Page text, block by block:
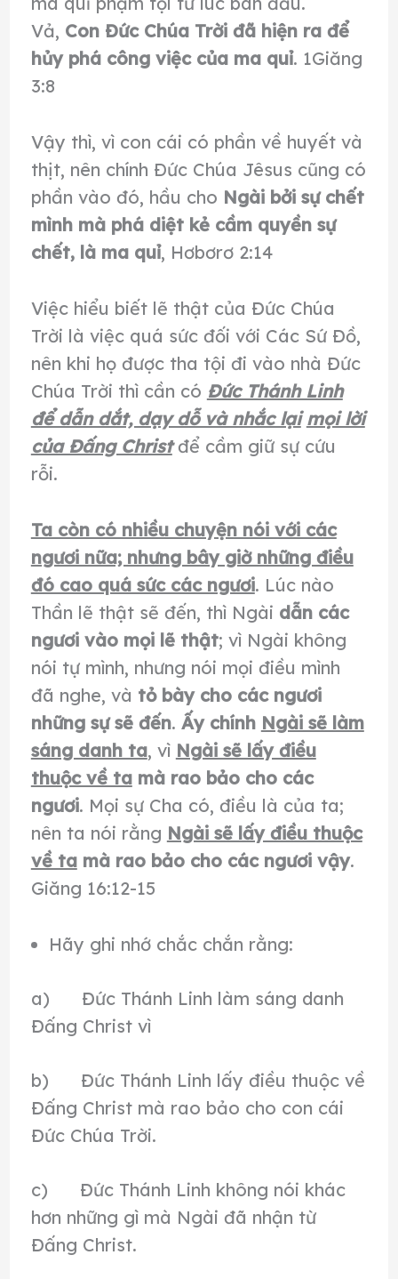
Vả, Con Ðức Chúa Trời đã hiện ra để
hủy phá công việc của ma quỉ. 1Giăng
3:8
Vậy thì, vì con cái có phần về huyết và
thịt, nên chính Ðức Chúa Jêsus cũng có
phần vào đó, hầu cho Ngài bởi sự chết
mình mà phá diệt kẻ cầm quyền sự
chết, là ma quỉ, Hơbơrơ 2:14
Việc hiểu biết lẽ thật của Đức Chúa
Trời là việc quá sức đối với Các Sứ Đồ,
nên khi họ được tha tội đi vào nhà Đức
Chúa Trời thì cần có Đức Thánh Linh
để dẫn dắt, dạy dỗ và nhắc lại mọi lời
của Đấng Christđể cầm giữ sự cứu
rỗi.
Ta còn có nhiều chuyện nói với các
ngươi nữa; nhưng bây giờ những điều
đó cao quá sức các ngươi. Lúc nào
Thần lẽ thật sẽ đến, thì Ngài dẫn các
ngươi vào mọi lẽ thật; vì Ngài không
nói tự mình, nhưng nói mọi điều mình
đã nghe, và tỏ bày cho các ngươi
những sự sẽ đến. Ấy chính Ngài sẽ làm
sáng danh ta, vì Ngài sẽ lấy điều
thuộc về tamà rao bảo cho các
ngươi. Mọi sự Cha có, điều là của ta;
nên ta nói rằng Ngài sẽ lấy điều thuộc
về tamà rao bảo cho các ngươi vậy.
Giăng 16:12-15
Hãy ghi nhớ chắc chắn rằng:
a) Đức Thánh Linh làm sáng danh
Đấng Christ vì
b) Đức Thánh Linh lấy điều thuộc về
Đấng Christ mà rao bảo cho con cái
Đức Chúa Trời.
c) Đức Thánh Linh không nói khác
hơn những gì mà Ngài đã nhận từ
Đấng Christ.